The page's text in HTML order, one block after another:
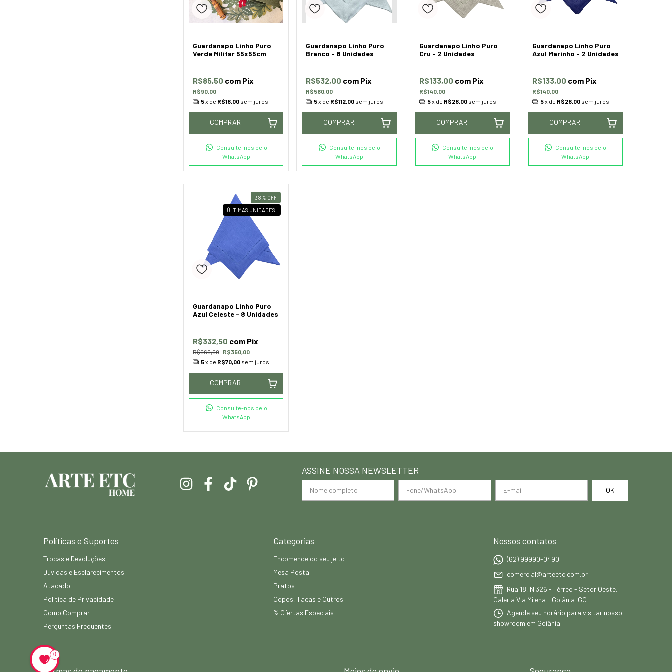
Guardanapo Linho Puro
Verde Militar 55x55cm
R$90,00
R$85,50 com Pix
5x de R$18,00 sem juros
COMPRAR
Consulte-nos pelo
WhatsApp
Guardanapo Linho Puro
Branco - 8 Unidades
R$560,00
R$532,00 com Pix
5x de R$112,00 sem juros
COMPRAR
Consulte-nos pelo
WhatsApp
Guardanapo Linho Puro
Cru - 2 Unidades
R$140,00
R$133,00 com Pix
5x de R$28,00 sem juros
COMPRAR
Consulte-nos pelo
WhatsApp
Guardanapo Linho Puro
Azul Marinho - 2 Unidades
R$140,00
R$133,00 com Pix
5x de R$28,00 sem juros
COMPRAR
Consulte-nos pelo
WhatsApp
38% OFF
ÚLTIMAS UNIDADES!
Guardanapo Linho Puro
Azul Celeste - 8 Unidades
R$560,00 R$350,00
R$332,50 com Pix
5x de R$70,00 sem juros
COMPRAR
Consulte-nos pelo
WhatsApp
ASSINE NOSSA NEWSLETTER
Políticas e Suportes
Trocas e Devoluções
Dúvidas e Esclarecimentos
Atacado
Política de Privacidade
Como Comprar
Perguntas Frequentes
Categorias
Encomende do seu jeito
Mesa Posta
Pratos
Copos, Taças e Outros
% Ofertas Especiais
Nossos contatos
(62) 99990-0490
comercial@arteetc.com.br
Rua 18, N.326 - Térreo - Setor Oeste,
Galeria Via Milena - Goiânia-GO
Agende seu horário para visitar nosso
showroom em Goiânia.
0